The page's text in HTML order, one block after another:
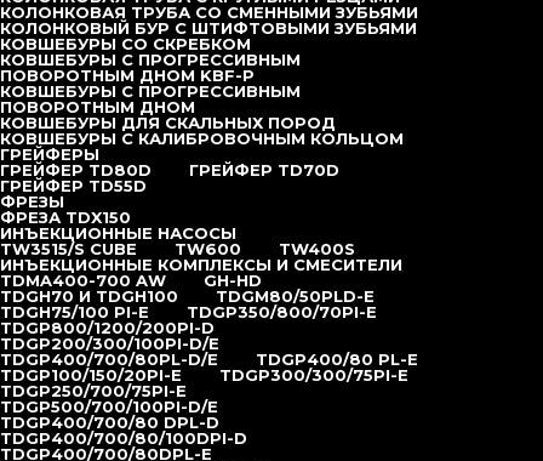
КОЛОНКОВАЯ ТРУБА СО СМЕННЫМИ ЗУБЬЯМИ
КОЛОНКОВЫЙ БУР С ШТИФТОВЫМИ ЗУБЬЯМИ
КОВШЕБУРЫ СО СКРЕБКОМ
КОВШЕБУРЫ С ПРОГРЕССИВНЫМ
ПОВОРОТНЫМ ДНОМ KBF-P
КОВШЕБУРЫ С ПРОГРЕССИВНЫМ
ПОВОРОТНЫМ ДНОМ
КОВШЕБУРЫ ДЛЯ СКАЛЬНЫХ ПОРОД
КОВШЕБУРЫ С КАЛИБРОВОЧНЫМ КОЛЬЦОМ
ГРЕЙФЕРЫ
ГРЕЙФЕР TD80D
ГРЕЙФЕР TD70D
ГРЕЙФЕР TD55D
ФРЕЗЫ
ФРЕЗА TDX150
ИНЪЕКЦИОННЫЕ НАСОСЫ
TW3515/S CUBE
TW600
TW400S
ИНЪЕКЦИОННЫЕ КОМПЛЕКСЫ И СМЕСИТЕЛИ
TDMA400-700 AW
GH-HD
TDGH70 И TDGH100
TDGM80/50PLD-E
TDGH75/100 PI-E
TDGP350/800/70PI-E
TDGP800/1200/200PI-D
TDGP200/300/100PI-D/E
TDGP400/700/80PL-D/E
TDGP400/80 PL-E
TDGP100/150/20PI-E
TDGP300/300/75PI-E
TDGP250/700/75PI-E
TDGP500/700/100PI-D/E
TDGP400/700/80 DPL-D
TDGP400/700/80/100DPI-D
TDGP400/700/80DPL-E
под заказ
Особенности:
Основные компоненты гидравлической системы (главный
гидравлический насос и главный гидрораспределитель) —
производство Kawasaki, Япония. Редукторы производства
компаний Rexroth, Brevini, Trasmital. Гидромоторы —
Rexroth. Дизельные двигатели Cummins, США. Лебёдки
Zollern, Германия. Схемы, части и комплек- тующие
буровых машин базируются на совместной работе с Bauer.
На машине установлены выводы для подключения
обсадного стола.
ОСТАВИТЬ ЗАЯВКУ